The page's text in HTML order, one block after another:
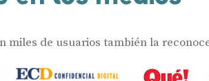
miles de usuarios también la